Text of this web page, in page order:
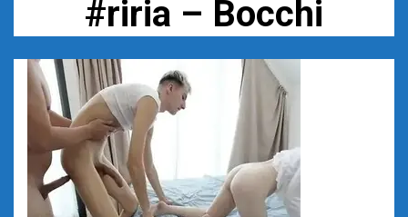
#riria – Bocchi